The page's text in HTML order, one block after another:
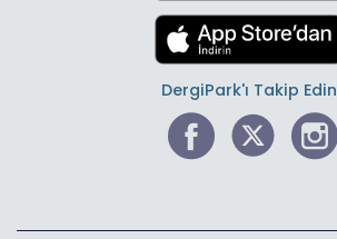
DergiPark'ı Takip Edin